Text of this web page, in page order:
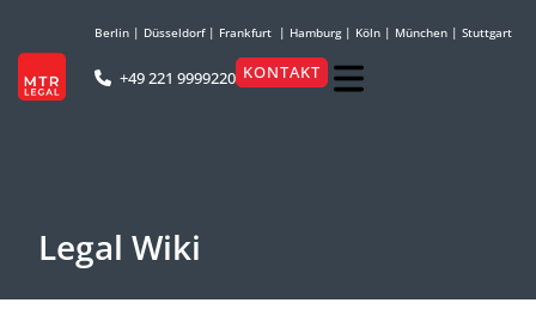
Berlin | Düsseldorf| Frankfurt | Hamburg| Köln | München | Stuttgart
+49 221 9999220 KONTAKT
Legal Wiki